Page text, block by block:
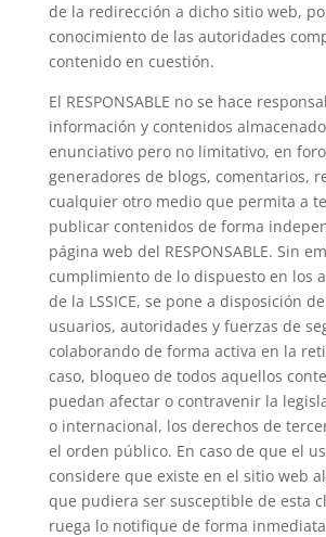
de la redirección a dicho sitio web,
conocimiento de las autoridades
contenido en cuestión.
El RESPONSABLE no se hace
información y contenidos
enunciativo pero no limitativo, en
generadores de blogs, comentarios,
cualquier otro medio que permita a
publicar contenidos de forma
página web del RESPONSABLE. Sin
cumplimiento de lo dispuesto en los
de la LSSICE, se pone a disposición
usuarios, autoridades y fuerzas de
colaborando de forma activa en la
caso, bloqueo de todos aquellos
puedan afectar o contravenir la
o internacional, los derechos de
el orden público. En caso de que el
considere que existe en el sitio web
que pudiera ser susceptible de esta
ruega lo notifique de forma